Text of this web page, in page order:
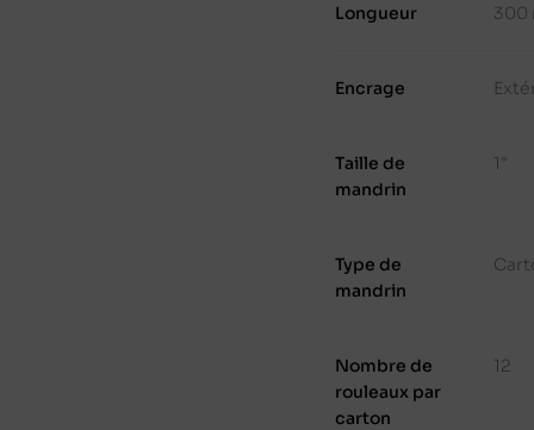
Longueur 300
Encrage
Taille de
mandrin
1"
Type de
mandrin
Nombre de
rouleaux par
carton
12